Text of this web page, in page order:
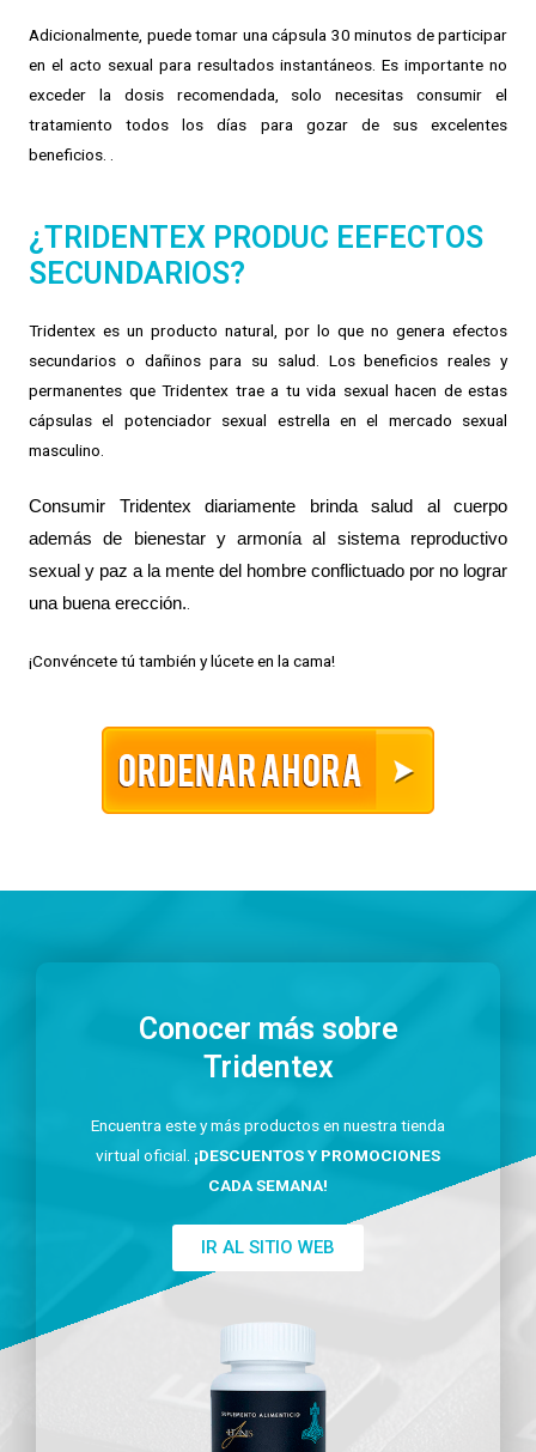
Adicionalmente, puede tomar una cápsula 30 minutos de participar
en el acto sexual para resultados instantáneos. Es importante no
exceder la dosis recomendada, solo necesitas consumir el
tratamiento todos los días para gozar de sus excelentes
beneficios. .
¿TRIDENTEX PRODUC EEFECTOS
SECUNDARIOS?
Tridentex es un producto natural, por lo que no genera efectos
secundarios o dañinos para su salud. Los beneficios reales y
permanentes que Tridentex trae a tu vida sexual hacen de estas
cápsulas el potenciador sexual estrella en el mercado sexual
masculino.
Consumir Tridentex diariamente brinda salud al cuerpo
además de bienestar y armonía al sistema reproductivo
sexual y paz a la mente del hombre conflictuado por no lograr
una buena erección..
¡Convéncete tú también y lúcete en la cama!
Conocer más sobre
Tridentex
Encuentra este y más productos en nuestra tienda
virtual oficial. ¡DESCUENTOS Y PROMOCIONES
CADA SEMANA!
IR AL SITIO WEB